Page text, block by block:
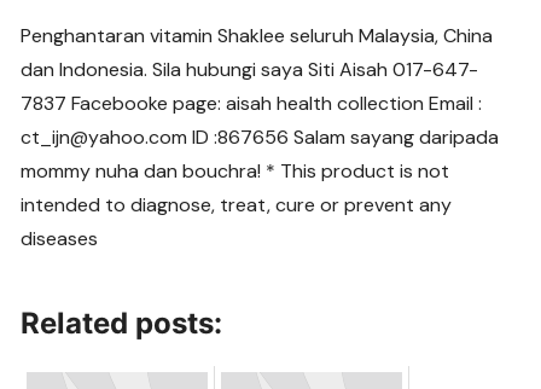
Penghantaran vitamin Shaklee seluruh Malaysia, China
dan Indonesia. Sila hubungi saya Siti Aisah 017-647-
7837 Facebooke page: aisah health collection Email :
ct_ijn@yahoo.com ID :867656 Salam sayang daripada
mommy nuha dan bouchra! * This product is not
intended to diagnose, treat, cure or prevent any
diseases
Related posts: